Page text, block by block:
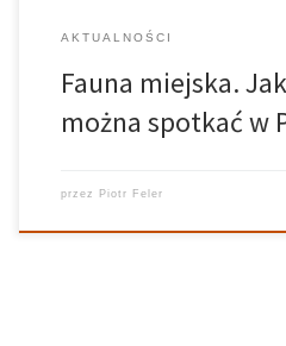
AKTUALNOŚCI
Fauna miejska.
można spotkać w
przez Piotr Feler